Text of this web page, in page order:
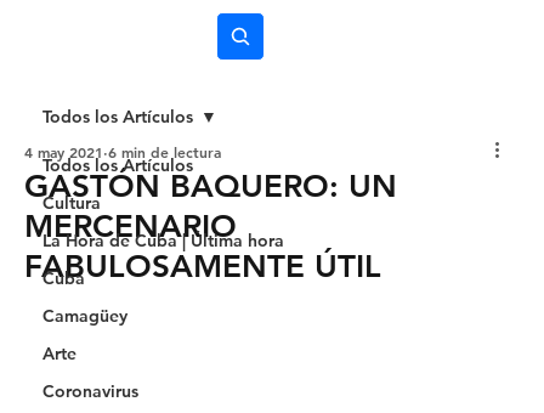
Todos los Artículos
Cultura
La Hora de Cuba | Última hora
Cuba
Camagüey
Arte
Coronavirus
Todos los Artículos
GASTÓN BAQUERO: UN
MERCENARIO
FABULOSAMENTE ÚTIL
4 may 2021 6 min de lectura